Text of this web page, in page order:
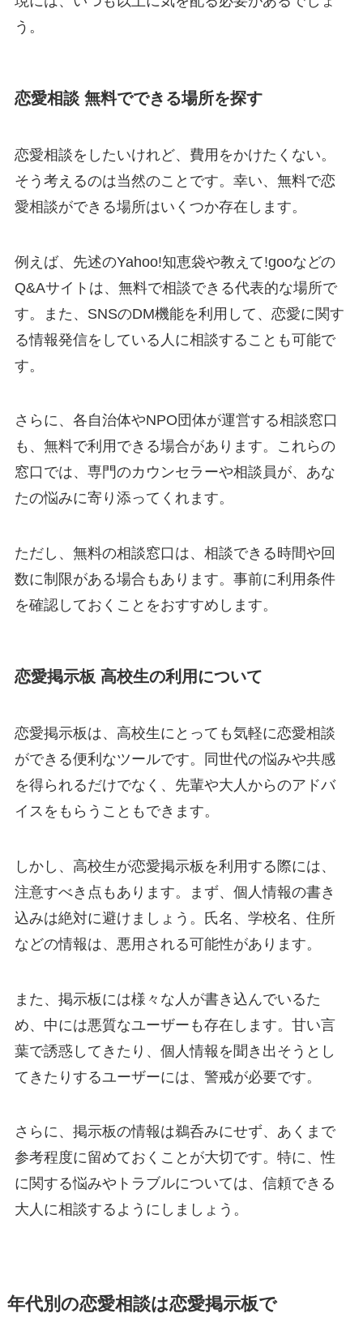
う。
恋愛相談 無料でできる場所を探す
恋愛相談をしたいけれど、費用をかけたくない。
そう考えるのは当然のことです。幸い、無料で恋
愛相談ができる場所はいくつか存在します。
例えば、先述のYahoo!知恵袋や教えて!gooなどの
Q&Aサイトは、無料で相談できる代表的な場所で
す。また、SNSのDM機能を利用して、恋愛に関す
る情報発信をしている人に相談することも可能で
す。
さらに、各自治体やNPO団体が運営する相談窓口
も、無料で利用できる場合があります。これらの
窓口では、専門のカウンセラーや相談員が、あな
たの悩みに寄り添ってくれます。
ただし、無料の相談窓口は、相談できる時間や回
数に制限がある場合もあります。事前に利用条件
を確認しておくことをおすすめします。
恋愛掲示板 高校生の利用について
恋愛掲示板は、高校生にとっても気軽に恋愛相談
ができる便利なツールです。同世代の悩みや共感
を得られるだけでなく、先輩や大人からのアドバ
イスをもらうこともできます。
しかし、高校生が恋愛掲示板を利用する際には、
注意すべき点もあります。まず、個人情報の書き
込みは絶対に避けましょう。氏名、学校名、住所
などの情報は、悪用される可能性があります。
また、掲示板には様々な人が書き込んでいるた
め、中には悪質なユーザーも存在します。甘い言
葉で誘惑してきたり、個人情報を聞き出そうとし
てきたりするユーザーには、警戒が必要です。
さらに、掲示板の情報は鵜呑みにせず、あくまで
参考程度に留めておくことが大切です。特に、性
に関する悩みやトラブルについては、信頼できる
大人に相談するようにしましょう。
年代別の恋愛相談は恋愛掲示板で